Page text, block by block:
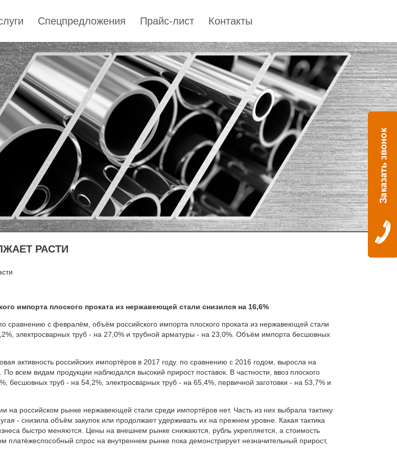
Спецпредложения Прайс-лист Контакты
РАСТИ
импорта плоского проката из нержавеющей стали снизился на 16,6%
сравнению с февралём, объём российского импорта плоского проката из нержавеющей стали
электросварных труб - на 27,0% и трубной арматуры - на 23,0%. Объём импорта бесшовных
активность российских импортёров в 2017 году. по сравнению с 2016 годом, выросла на
всем видам продукции наблюдался высокий прирост поставок. В частности, ввоз плоского
бесшовных труб - на 54,2%, электросварных труб - на 65,4%, первичной заготовки - на 53,7% и
на российском рынке нержавеющей стали среди импортёров нет. Часть из них выбрала тактику
- снизила объём закупок или продолжает удерживать их на прежнем уровне. Какая тактика
быстро меняются. Цены на внешнем рынке снижаются, рубль укрепляется, а стоимость
платёжеспособный спрос на внутреннем рынке пока демонстрирует незначительный прирост,